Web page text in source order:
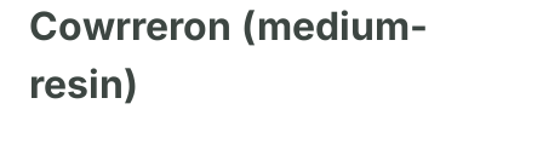
Cowrreron (medium-
resin)